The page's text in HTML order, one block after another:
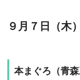
９月７日（木
本まぐろ（青森